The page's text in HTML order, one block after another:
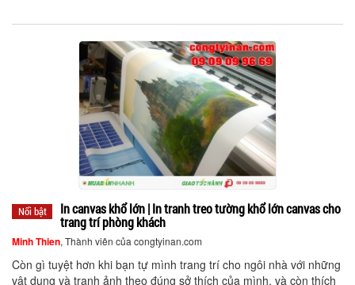
Nổi bật
In canvas khổ lớn | In tranh treo tường khổ lớn canvas cho
trang trí phòng khách
Minh Thien, Thành viên của congtyinan.com
Còn gì tuyệt hơn khi bạn tự mình trang trí cho ngôi nhà với những
vật dụng và tranh ảnh theo đúng sở thích của mình, và còn thích